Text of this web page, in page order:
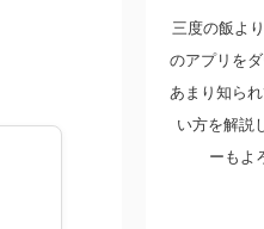
三度の飯よ
のアプリを
あまり知ら
い方を解説
ーもよ